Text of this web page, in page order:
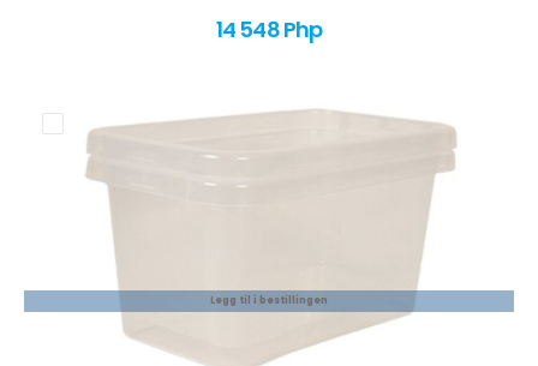
14 548 Php
Legg til i bestillingen